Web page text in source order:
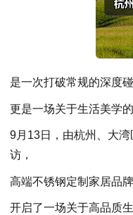
是一次打破常规的深度碰
更是一场关于生活美学的
9月13日，由杭州、大
访，
高端不锈钢定制家居品牌
开启了一场关于高品质